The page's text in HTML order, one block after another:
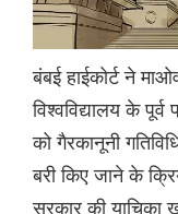
बंबई हाईकोर्ट ने
विश्वविद्यालय के
को गैरकानूनी
बरी किए जाने के
सरकार की याचिका